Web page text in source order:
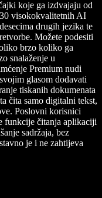
koje ga izdvajaju od
visokokvalitetnih AI
drugih jezika te
Možete podesiti
brzo koliko ga
snalaženje u
Premium nudi
glasom dodavati
tiskanih dokumenata
čita samo digitalni tekst,
Poslovni korisnici
funkcije čitanja aplikaciji
sadržaja, bez
je i ne zahtijeva